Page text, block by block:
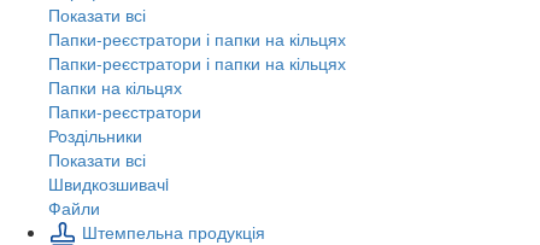
Показати всі
Папки-реєстратори і папки на кільцях
Папки-реєстратори і папки на кільцях
Папки на кільцях
Папки-реєстратори
Роздільники
Показати всі
Швидкозшивачi
Файли
Штемпельна продукція